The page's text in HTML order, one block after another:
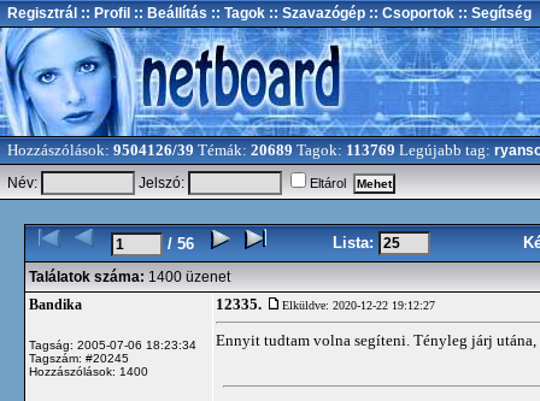
Regisztrál :: Profil :: Beállítás :: Tagok :: Szavazógép :: Csoportok :: Segítség
Hozzászólások: 9504126/39 Témák: 20689 Tagok: 113769 Legújabb tag:
Név:
Jelszó: Eltárol
/ 56 Lista:
Találatok száma: 1400 üzenet
Bandika
Tagság: 2005-07-06 18:23:34
Tagszám: #20245
Hozzászólások: 1400
12335. Elküldve: 2020-12-22 19:12:27
Ennyit tudtam volna segíteni. Tényleg járj